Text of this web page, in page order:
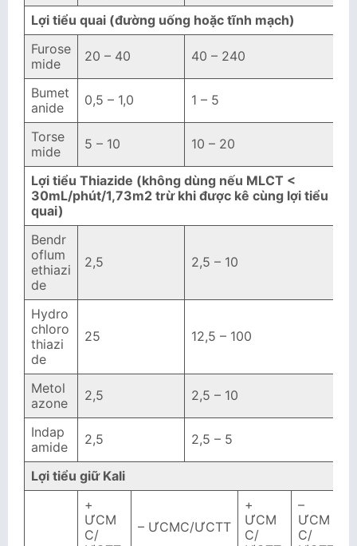
Lợi tiểu quai (đường uống hoặc tĩnh mạch)
Furose
mide
20 – 40 40 – 240
Bumet
anide
0,5 – 1,0 1 – 5
Torse
mide
5 – 10 10 – 20
Lợi tiểu Thiazide (không dùng nếu MLCT <
30mL/phút/1,73m2 trừ khi được kê cùng lợi tiểu
quai)
Bendr
oflum
ethiazi
de
2,5 2,5 – 10
Hydro
chloro
thiazi
de
25 12,5 – 100
Metol
azone
2,5 2,5 – 10
Indap
amide
2,5 2,5 – 5
Lợi tiểu giữ Kali
+
ƯCM
C/
– ƯCMC/ƯCTT
+
ƯCM
C/
–
ƯCM
C/